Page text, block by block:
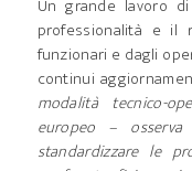
Un grande lavoro
professionalità e il
funzionari e dagli
continui
modalità tecnico-
europeo –
standardizzare le